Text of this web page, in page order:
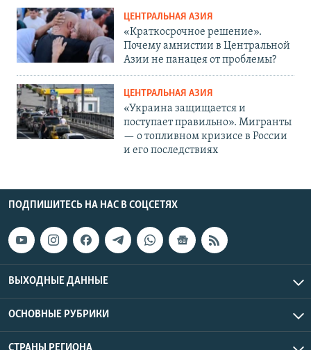
ЦЕНТРАЛЬНАЯ АЗИЯ
«Краткосрочное решение».
Почему амнистии в Центральной
Азии не панацея от проблемы?
ЦЕНТРАЛЬНАЯ АЗИЯ
«Украина защищается и
поступает правильно». Мигранты
— о топливном кризисе в России
и его последствиях
ПОДПИШИТЕСЬ НА НАС В СОЦСЕТЯХ
ВЫХОДНЫЕ ДАННЫЕ
ОСНОВНЫЕ РУБРИКИ